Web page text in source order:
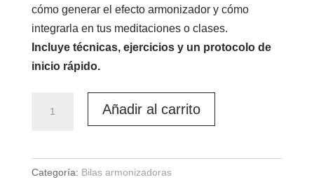
cómo generar el efecto armonizador y cómo
integrarla en tus meditaciones o clases.
Incluye técnicas, ejercicios y un protocolo de
inicio rápido.
a
la
Añadir al carrito
Categoría: Bilas armonizadoras